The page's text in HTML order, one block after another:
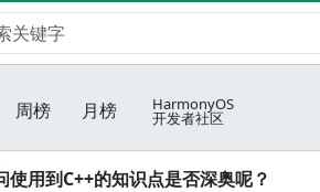
周榜 月榜 HarmonyOS
开发者社区
用到C++的知识点是否深奥呢？